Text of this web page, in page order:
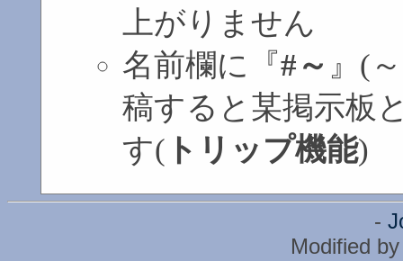
上がりません
名前欄に『#～ 』(
稿すると某掲示板
す( トリップ機能)
-
Modified